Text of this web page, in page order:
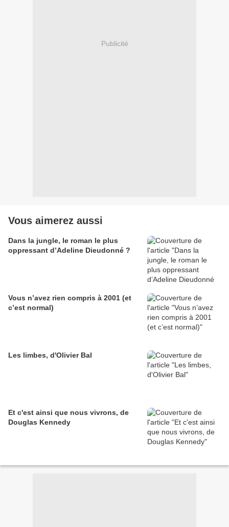
Publicité
Vous aimerez aussi
Dans la jungle, le roman le plus
oppressant d’Adeline Dieudonné ?
Vous n’avez rien compris à 2001 (et
c’est normal)
Les limbes, d'Olivier Bal
Et c'est ainsi que nous vivrons, de
Douglas Kennedy